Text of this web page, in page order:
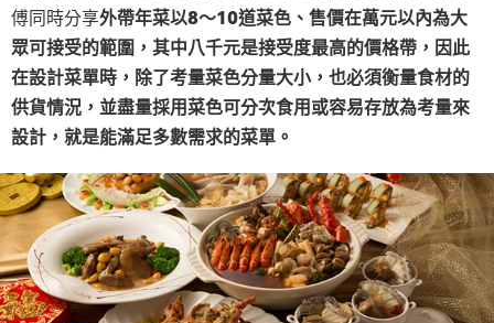
傅同時分享外帶年菜以8～10道菜色、售價在萬元以內為大
眾可接受的範圍，其中八千元是接受度最高的價格帶，因此
在設計菜單時，除了考量菜色分量大小，也必須衡量食材的
供貨情況，並盡量採用菜色可分次食用或容易存放為考量來
設計，就是能滿足多數需求的菜單。